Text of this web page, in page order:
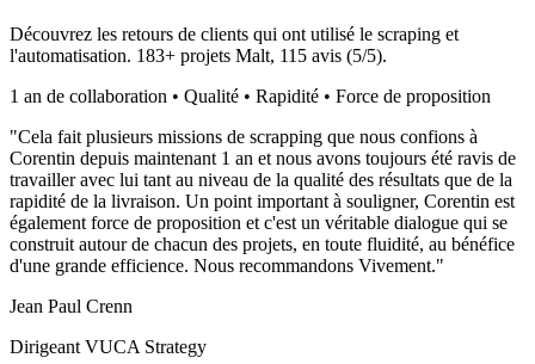
Découvrez les retours de clients qui ont utilisé le scraping et
l'automatisation. 183+ projets Malt, 115 avis (5/5).
1 an de collaboration • Qualité • Rapidité • Force de proposition
"Cela fait plusieurs missions de scrapping que nous confions à
Corentin depuis maintenant 1 an et nous avons toujours été ravis de
travailler avec lui tant au niveau de la qualité des résultats que de la
rapidité de la livraison. Un point important à souligner, Corentin est
également force de proposition et c'est un véritable dialogue qui se
construit autour de chacun des projets, en toute fluidité, au bénéfice
d'une grande efficience. Nous recommandons Vivement."
Jean Paul Crenn
Dirigeant VUCA Strategy